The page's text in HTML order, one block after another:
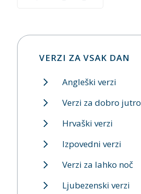
VERZI ZA VSAK DAN
Angleški verzi
Verzi za dobro jutro
Hrvaški verzi
Izpovedni verzi
Verzi za lahko noč
Ljubezenski verzi